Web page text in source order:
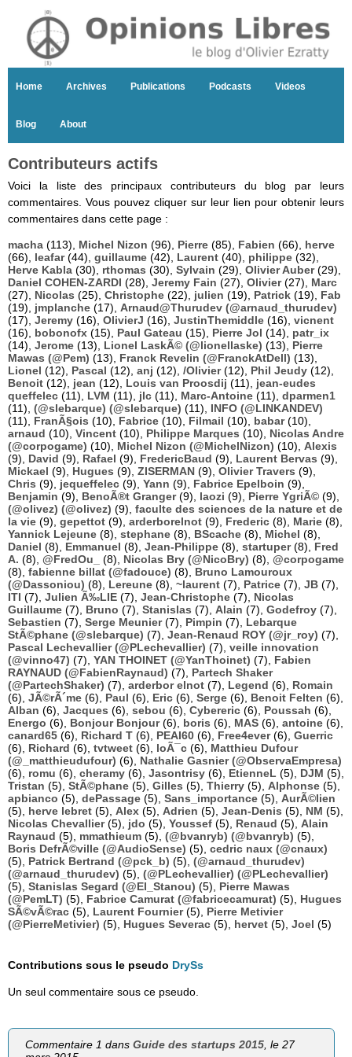
Home Archives Publications Podcasts Videos
Blog About
Contributeurs actifs
Voici la liste des principaux contributeurs du blog par leurs
commentaires. Vous pouvez cliquer sur leur lien pour obtenir leurs
commentaires dans cette page :
macha (113), Michel Nizon (96), Pierre (85), Fabien (66), herve
(66), leafar(44), guillaume (42), Laurent (40), philippe (32),
Herve Kabla (30), rthomas (30), Sylvain (29), Olivier Auber(29),
Daniel COHEN-ZARDI (28), Jeremy Fain (27), Olivier(27), Marc
(27), Nicolas (25), Christophe (22), julien (19), Patrick (19), Fab
(19), jmplanche (17), Arnaud@Thurudev (@arnaud_thurudev)
(17), Jeremy (16), OlivierJ (16), JustinThemiddle (16), vicnent
(16), bobonofx (15), Paul Gateau (15), Pierre Jol (14), patr_ix
(14), Jerome (13), Lionel LaskÃ© (@lionellaske) (13), Pierre
Mawas (@Pem) (13), Franck Revelin (@FranckAtDell) (13),
Lionel (12), Pascal (12), anj (12), /Olivier(12), Phil Jeudy (12),
Benoit (12), jean (12), Louis van Proosdij (11), jean-eudes
queffelec (11), LVM (11), jlc (11), Marc-Antoine (11), dparmen1
(11), (@slebarque) (@slebarque) (11), INFO (@LINKANDEV)
(11), FranÃ§ois (10), Fabrice (10), Filmail (10), babar(10),
arnaud (10), Vincent (10), Philippe Marques (10), Nicolas Andre
(@corpogame) (10), Michel Nizon (@MichelNizon) (10), Alexis
(9), David (9), Rafael (9), FredericBaud (9), Laurent Bervas (9),
Mickael (9), Hugues (9), ZISERMAN (9), Olivier Travers (9),
Chris (9), jequeffelec (9), Yann (9), Fabrice Epelboin (9),
Benjamin (9), BenoÃ®t Granger(9), laozi (9), Pierre YgriÃ© (9),
(@olivez) (@olivez) (9), faculte des sciences de la nature et de
la vie (9), gepettot (9), arderborelnot (9), Frederic (8), Marie (8),
Yannick Lejeune (8), stephane (8), BScache (8), Michel (8),
Daniel (8), Emmanuel (8), Jean-Philippe (8), startuper(8), Fred
A. (8), @FredOu_ (8), Nicolas Bry (@NicoBry) (8), @corpogame
(8), fabienne billat (@fadouce) (8), Bruno Lamouroux
(@Dassoniou) (8), Lereune (8), ~laurent (7), Patrice (7), JB (7),
ITI (7), Julien Ã‰LIE (7), Jean-Christophe (7), Nicolas
Guillaume (7), Bruno (7), Stanislas (7), Alain (7), Godefroy (7),
Sebastien (7), Serge Meunier(7), Pimpin (7), Lebarque
StÃ©phane (@slebarque) (7), Jean-Renaud ROY (@jr_roy) (7),
Pascal Lechevallier (@PLechevallier) (7), veille innovation
(@vinno47) (7), YAN THOINET (@YanThoinet) (7), Fabien
RAYNAUD (@FabienRaynaud) (7), Partech Shaker
(@PartechShaker) (7), arderbor elnot (7), Legend (6), Romain
(6), JÃ©rÃ´me (6), Paul (6), Eric (6), Serge (6), Benoit Felten (6),
Alban (6), Jacques (6), sebou (6), Cybereric (6), Poussah (6),
Energo (6), Bonjour Bonjour(6), boris (6), MAS (6), antoine (6),
canard65 (6), Richard T (6), PEAI60 (6), Free4ever(6), Guerric
(6), Richard (6), tvtweet (6), loÃ¯c (6), Matthieu Dufour
(@_matthieudufour) (6), Nathalie Gasnier (@ObservaEmpresa)
(6), romu (6), cheramy (6), Jasontrisy (6), EtienneL (5), DJM (5),
Tristan (5), StÃ©phane (5), Gilles (5), Thierry (5), Alphonse (5),
apbianco (5), dePassage (5), Sans_importance (5), AurÃ©lien
(5), herve lebret (5), Alex (5), Adrien (5), Jean-Denis (5), NM (5),
Nicolas Chevallier(5), jdo (5), Youssef (5), Renaud (5), Alain
Raynaud (5), mmathieum (5), (@bvanryb) (@bvanryb) (5),
Boris DefrÃ©ville (@AudioSense) (5), cedric naux (@cnaux)
(5), Patrick Bertrand (@pck_b) (5), (@arnaud_thurudev)
(@arnaud_thurudev) (5), (@PLechevallier) (@PLechevallier)
(5), Stanislas Segard (@El_Stanou) (5), Pierre Mawas
(@PemLT) (5), Fabrice Camurat (@fabricecamurat) (5), Hugues
SÃ©vÃ©rac (5), Laurent Fournier(5), Pierre Metivier
(@PierreMetivier) (5), Hugues Severac (5), hervet (5), Joel (5)
Contributions sous le pseudo DrySs
Un seul commentaire sous ce pseudo.
Commentaire 1 dansGuide des startups 2015, le 27